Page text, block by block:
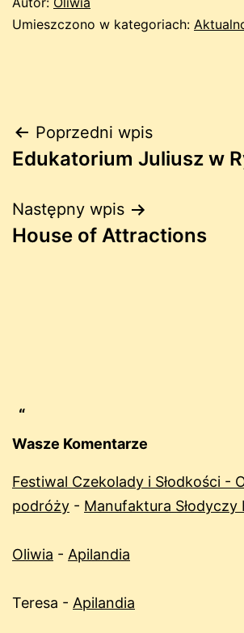
Umieszczono w kategoriach:
Nawigacja
wpisu
Poprzedni wpis
Edukatorium Juliusz w
Następny wpis
House of Attractions
Wasze Komentarze
Festiwal Czekolady i Słodkości -
podróży - Manufaktura Słodyczy
Oliwia - Apilandia
Teresa - Apilandia